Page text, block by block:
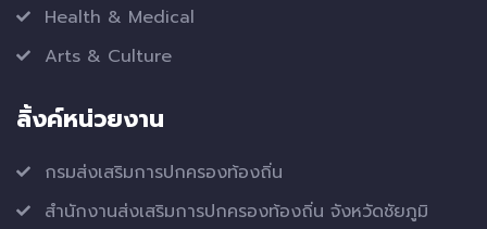
Health & Medical
Arts & Culture
ลิ้งค์หน่วยงาน
กรมส่งเสริมการปกครองท้องถิ่น
สำนักงานส่งเสริมการปกครองท้องถิ่น จังหวัดชัยภูมิ